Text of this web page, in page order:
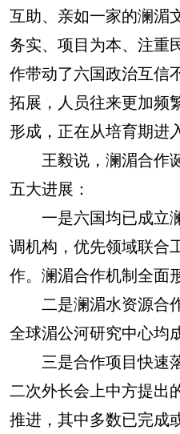
互助、亲如一家的澜湄
务实、项目为本、注重
作带动了六国政治互信
拓展，人员往来更加频
形成，正在从培育期进
王毅说，澜湄合作
五大进展：
一是六国均已成立
调机构，优先领域联合
作。澜湄合作机制全面
二是澜湄水资源合
全球湄公河研究中心均
三是合作项目快速
二次外长会上中方提出
推进，其中多数已完成